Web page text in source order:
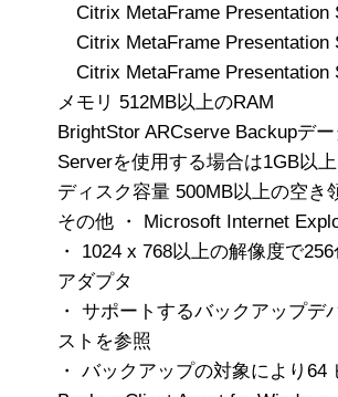
Citrix MetaFrame Presentation
Citrix MetaFrame Presentation
Citrix MetaFrame Presentation
メモリ 512MB以上のRAM
BrightStor ARCserve Backupデ
Serverを使用する場合は1GB以
ディスク容量 500MB以上の空き
その他 ・ Microsoft Internet
・ 1024 x 768以上の解像度で
アダプタ
・ サポートするバックアップ
ストを参照
・ バックアップの対象により